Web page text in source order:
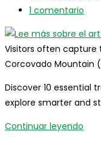
and
entrada:
de
entrada:
de
Comentarios
la
entrada:
1 comentario
Visitors often
Corcovado Mountain
Discover 10 essential
explore smarter and
Continuar leyendo